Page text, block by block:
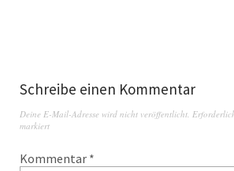
Schreibe einen Kommentar
Deine E-Mail-Adresse wird nicht veröffentlicht.
markiert
Kommentar *